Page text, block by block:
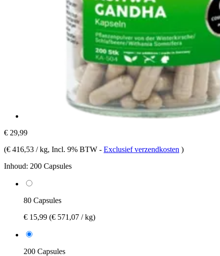
€ 29,99
(€ 416,53 / kg, Incl. 9% BTW - Exclusief verzendkosten )
Inhoud: 200 Capsules
80 Capsules
€ 15,99 (€ 571,07 / kg)
200 Capsules